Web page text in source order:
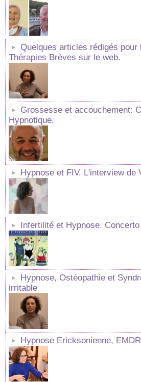
Quelques articles rédigés pour
Thérapies Brèves sur le web.
Grossesse et accouchement:
Hypnotique.
Hypnose et FIV. L'interview de
Infertilité et Hypnose.
Hypnose, Ostéopathie et
irritable
Hypnose Ericksonienne,